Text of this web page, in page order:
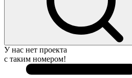
У нас нет проекта
с таким номером!